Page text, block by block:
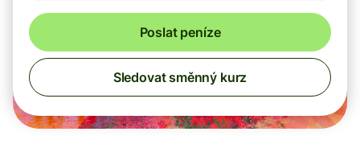
Poslat peníze
Sledovat směnný kurz